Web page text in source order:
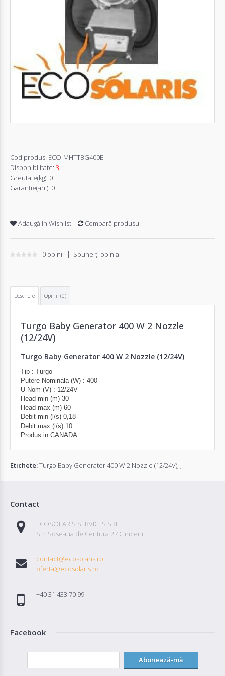
Înregistrează-
te
Configurator
Cod produs: ECO-MHTTBG400B
Disponibilitate: 3
Greutate(kg): 0
Garanţie(ani): 0
Adaugă in Wishlist Compară produsul
0 opinii | Spune-ţi opinia
Descriere Opinii (0)
Turgo Baby Generator 400 W 2 Nozzle
(12/24V)
Turgo Baby Generator 400 W 2 Nozzle (12/24V)
Tip : Turgo
Putere Nominala (W) : 400
U Nom (V) : 12/24V
Head min (m) 30
Head max (m) 60
Debit min (l/s) 0,18
Debit max (l/s) 10
Produs in CANADA
Etichete:Turgo Baby Generator 400 W 2 Nozzle (12/24V)
Contact
ECOSOLARIS SERVICES SRL
Str. Soseaua de Centura 27 Clinceni
contact@ecosolaris.ro
oferta@ecosolaris.ro
+40 31 433 70 99
Facebook
Abonează-mă